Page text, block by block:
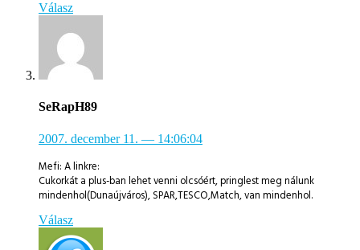
Válasz
SeRapH89
2007. december 11. — 14:06:04
Mefi: A linkre:
Cukorkát a plus-ban lehet venni olcsóért, pringlest meg nálunk
mindenhol(Dunaújváros), SPAR,TESCO,Match, van mindenhol.
Válasz